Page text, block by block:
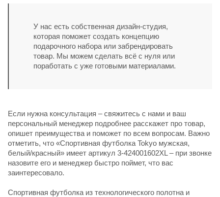
У нас есть собственная дизайн-студия,
которая поможет создать концепцию
подарочного набора или забрендировать
товар. Мы можем сделать всё с нуля или
поработать с уже готовыми материалами.
Если нужна консультация – свяжитесь с нами и ваш
персональный менеджер подробнее расскажет про товар,
опишет преимущества и поможет по всем вопросам. Важно
отметить, что «Спортивная футболка Tokyo мужская,
белый/красный» имеет артикул 3-424001602XL – при звонке
назовите его и менеджер быстро поймет, что вас
заинтересовало.
Спортивная футболка из технологического полотна и